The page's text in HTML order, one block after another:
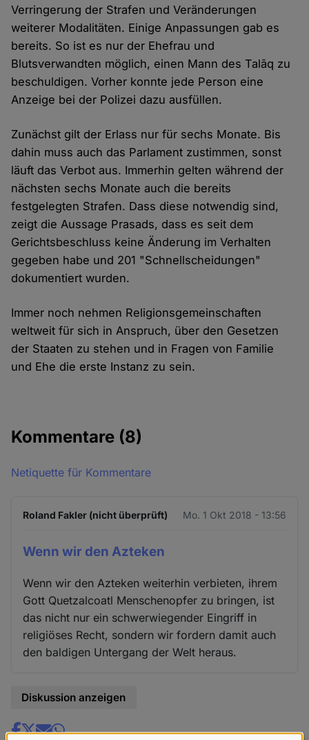
Verringerung der Strafen und Veränderungen
weiterer Modalitäten. Einige Anpassungen gab es
bereits. So ist es nur der Ehefrau und
Blutsverwandten möglich, einen Mann des Talāq zu
beschuldigen. Vorher konnte jede Person eine
Anzeige bei der Polizei dazu ausfüllen.
Zunächst gilt der Erlass nur für sechs Monate. Bis
dahin muss auch das Parlament zustimmen, sonst
läuft das Verbot aus. Immerhin gelten während der
nächsten sechs Monate auch die bereits
festgelegten Strafen. Dass diese notwendig sind,
zeigt die Aussage Prasads, dass es seit dem
Gerichtsbeschluss keine Änderung im Verhalten
gegeben habe und 201 "Schnellscheidungen"
dokumentiert wurden.
Immer noch nehmen Religionsgemeinschaften
weltweit für sich in Anspruch, über den Gesetzen
der Staaten zu stehen und in Fragen von Familie
und Ehe die erste Instanz zu sein.
Kommentare (8)
Netiquette für Kommentare
Roland Fakler (nicht überprüft) Mo. 1 Okt 2018 - 13:56
Wenn wir den Azteken
Wenn wir den Azteken weiterhin verbieten, ihrem
Gott Quetzalcoatl Menschenopfer zu bringen, ist
das nicht nur ein schwerwiegender Eingriff in
religiöses Recht, sondern wir fordern damit auch
den baldigen Untergang der Welt heraus.
Diskussion anzeigen